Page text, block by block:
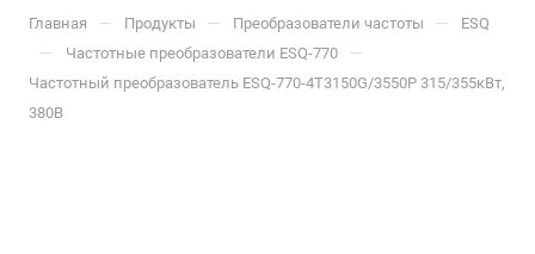
Главная — Продукты — Преобразователи частоты — ESQ
— Частотные преобразователи ESQ-770 —
Частотный преобразователь ESQ-770-4T3150G/3550P 315/355кВт,
380В